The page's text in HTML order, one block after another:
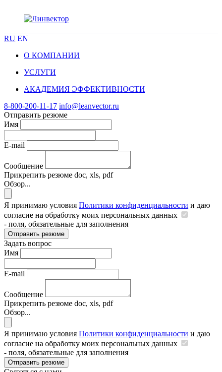
RU EN
О КОМПАНИИ
УСЛУГИ
АКАДЕМИЯ ЭФФЕКТИВНОСТИ
8-800-200-11-17 info@leanvector.ru
Отправить резюме
Имя
E-mail
Сообщение
Прикрепить резюме doc, xls, pdf
Обзор...
Я принимаю условия Политики конфиденциальности и даю
согласие на обработку моих персональных данных
- поля, обязательные для заполнения
Отправить резюме
Задать вопрос
Имя
E-mail
Сообщение
Прикрепить резюме doc, xls, pdf
Обзор...
Я принимаю условия Политики конфиденциальности и даю
согласие на обработку моих персональных данных
- поля, обязательные для заполнения
Отправить резюме